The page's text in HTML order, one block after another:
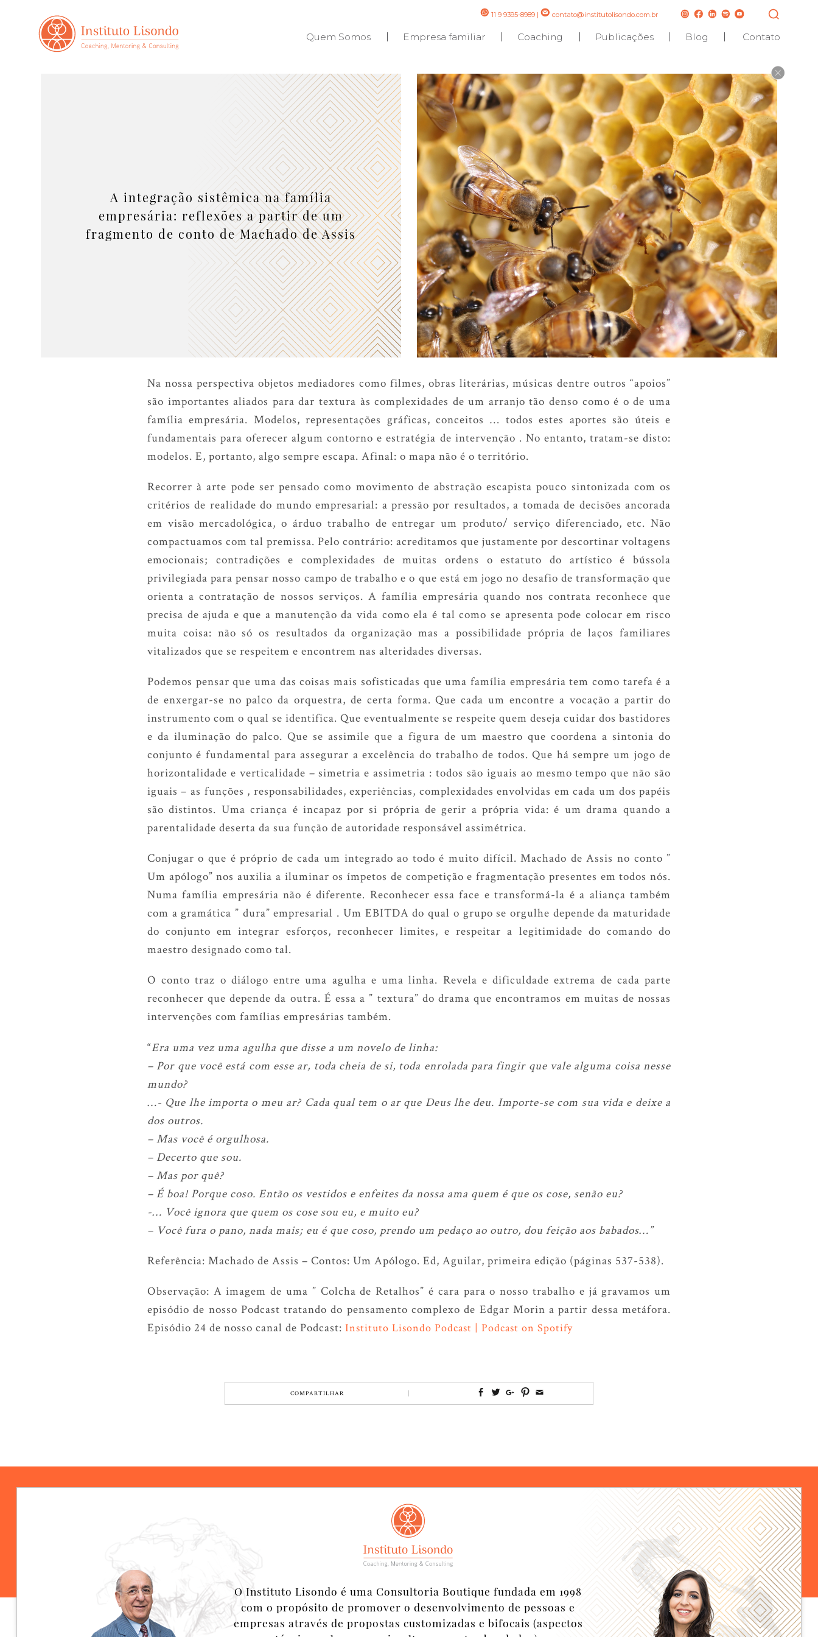
11 9 9395-8989 | contato@institutolisondo.com.br
Quem Somos Empresa familiar Coaching Publicações Blog Contato
A integração sistêmica na família
empresária: reflexões a partir de um
fragmento de conto de Machado de Assis
Na nossa perspectiva objetos mediadores como filmes, obras literárias, músicas dentre outros “apoios”
são importantes aliados para dar textura às complexidades de um arranjo tão denso como é o de uma
família empresária. Modelos, representações gráficas, conceitos … todos estes aportes são úteis e
fundamentais para oferecer algum contorno e estratégia de intervenção . No entanto, tratam-se disto:
modelos. E, portanto, algo sempre escapa. Afinal: o mapa não é o território.
Recorrer à arte pode ser pensado como movimento de abstração escapista pouco sintonizada com os
critérios de realidade do mundo empresarial: a pressão por resultados, a tomada de decisões ancorada
em visão mercadológica, o árduo trabalho de entregar um produto/ serviço diferenciado, etc. Não
compactuamos com tal premissa. Pelo contrário: acreditamos que justamente por descortinar voltagens
emocionais; contradições e complexidades de muitas ordens o estatuto do artístico é bússola
privilegiada para pensar nosso campo de trabalho e o que está em jogo no desafio de transformação que
orienta a contratação de nossos serviços. A família empresária quando nos contrata reconhece que
precisa de ajuda e que a manutenção da vida como ela é tal como se apresenta pode colocar em risco
muita coisa: não só os resultados da organização mas a possibilidade própria de laços familiares
vitalizados que se respeitem e encontrem nas alteridades diversas.
Podemos pensar que uma das coisas mais sofisticadas que uma família empresária tem como tarefa é a
de enxergar-se no palco da orquestra, de certa forma. Que cada um encontre a vocação a partir do
instrumento com o qual se identifica. Que eventualmente se respeite quem deseja cuidar dos bastidores
e da iluminação do palco. Que se assimile que a figura de um maestro que coordena a sintonia do
conjunto é fundamental para assegurar a excelência do trabalho de todos. Que há sempre um jogo de
horizontalidade e verticalidade – simetria e assimetria : todos são iguais ao mesmo tempo que não são
iguais – as funções , responsabilidades, experiências, complexidades envolvidas em cada um dos papéis
são distintos. Uma criança é incapaz por si própria de gerir a própria vida: é um drama quando a
parentalidade deserta da sua função de autoridade responsável assimétrica.
Conjugar o que é próprio de cada um integrado ao todo é muito difícil. Machado de Assis no conto ”
Um apólogo” nos auxilia a iluminar os ímpetos de competição e fragmentação presentes em todos nós.
Numa família empresária não é diferente. Reconhecer essa face e transformá-la é a aliança também
com a gramática ” dura” empresarial . Um EBITDA do qual o grupo se orgulhe depende da maturidade
do conjunto em integrar esforços, reconhecer limites, e respeitar a legitimidade do comando do
maestro designado como tal.
O conto traz o diálogo entre uma agulha e uma linha. Revela e dificuldade extrema de cada parte
reconhecer que depende da outra. É essa a ” textura” do drama que encontramos em muitas de nossas
intervenções com famílias empresárias também.
“Era uma vez uma agulha que disse a um novelo de linha:
– Por que você está com esse ar, toda cheia de si, toda enrolada para fingir que vale alguma coisa nesse
mundo?
…- Que lhe importa o meu ar? Cada qual tem o ar que Deus lhe deu. Importe-se com sua vida e deixe a
dos outros.
– Mas você é orgulhosa.
– Decerto que sou.
– Mas por quê?
– É boa! Porque coso. Então os vestidos e enfeites da nossa ama quem é que os cose, senão eu?
-… Você ignora que quem os cose sou eu, e muito eu?
– Você fura o pano, nada mais; eu é que coso, prendo um pedaço ao outro, dou feição aos babados…”
Referência: Machado de Assis – Contos: Um Apólogo. Ed, Aguilar, primeira edição (páginas 537-538).
Observação: A imagem de uma ” Colcha de Retalhos” é cara para o nosso trabalho e já gravamos um
episódio de nosso Podcast tratando do pensamento complexo de Edgar Morin a partir dessa metáfora.
Episódio 24 de nosso canal de Podcast: Instituto Lisondo Podcast | Podcast on Spotify
COMPARTILHAR
O Instituto Lisondo é uma Consultoria Boutique fundada em 1998
com o propósito de promover o desenvolvimento de pessoas e
empresas através de propostas customizadas e bifocais (aspectos